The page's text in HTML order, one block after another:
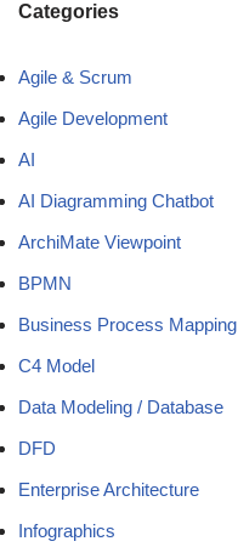
Categories
Agile & Scrum
Agile Development
AI
AI Diagramming Chatbot
ArchiMate Viewpoint
BPMN
Business Process Mapping
C4 Model
Data Modeling / Database
DFD
Enterprise Architecture
Infographics